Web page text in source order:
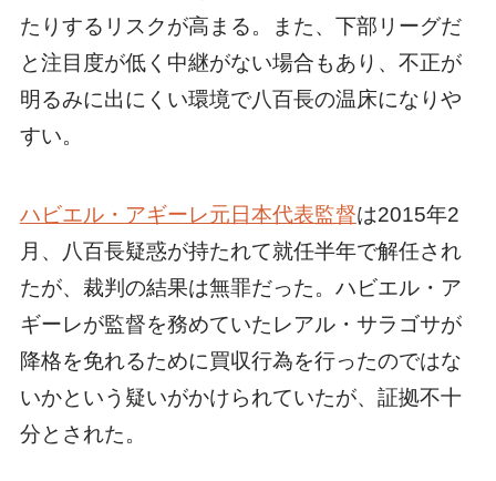
たりするリスクが高まる。また、下部リーグだ
と注目度が低く中継がない場合もあり、不正が
明るみに出にくい環境で八百長の温床になりや
すい。
ハビエル・アギーレ元日本代表監督は2015年2
月、八百長疑惑が持たれて就任半年で解任され
たが、裁判の結果は無罪だった。ハビエル・ア
ギーレが監督を務めていたレアル・サラゴサが
降格を免れるために買収行為を行ったのではな
いかという疑いがかけられていたが、証拠不十
分とされた。